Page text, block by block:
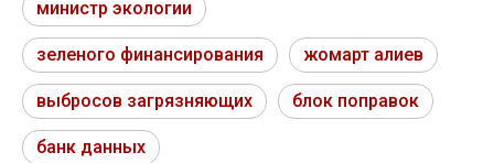
министр экологии
зеленого финансирования жомарт алиев
выбросов загрязняющих блок поправок
банк данных